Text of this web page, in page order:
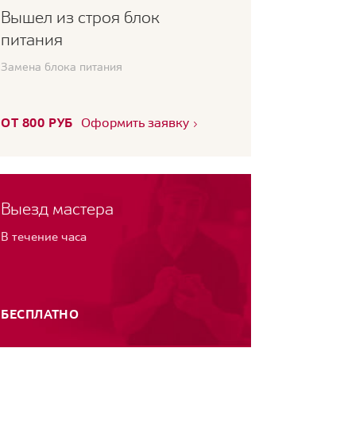
Вышел из строя блок
питания
Замена блока питания
ОТ 800 РУБ Оформить заявку
Выезд мастера
В течение часа
БЕСПЛАТНО